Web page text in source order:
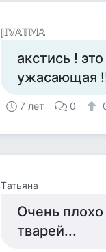
𝕁𝕀𝕍𝔸𝕋𝕄𝔸
акстись !
ужасающая
7 лет 0
Tатьяна
Очень плохо
тварей...